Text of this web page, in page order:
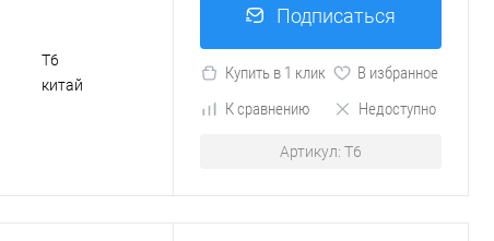
Т6
китай
Подписаться
Купить в 1 клик
В избранное
К сравнению
Недоступно
Артикул: Т6